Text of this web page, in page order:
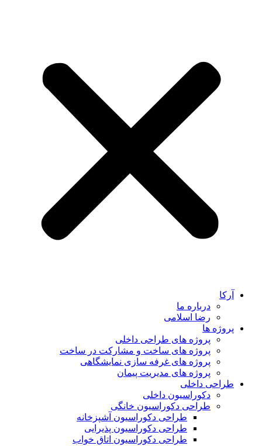
آرکا
درباره ما
رضا اسلامی
پروژه ها
پروژه های طراحی داخلی
پروژه های ساخت و مشارکت در ساخت
پروژه های غرفه سازی نمایشگاهی
پروژه های مدیریت پیمان
طراحی داخلی
دکوراسیون داخلی
طراحی دکوراسیون خانگی
طراحی دکوراسیون آشپزخانه
طراحی دکوراسیون پذیرایی
طراحی دکوراسیون اتاق خواب